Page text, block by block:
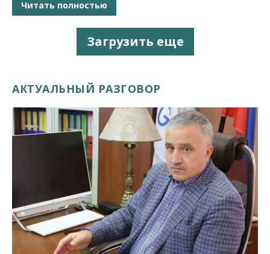
Читать полностью
Загрузить еще
АКТУАЛЬНЫЙ РАЗГОВОР